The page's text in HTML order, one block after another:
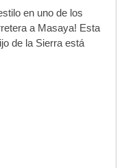
en uno de los
a Masaya! Esta
de la Sierra está